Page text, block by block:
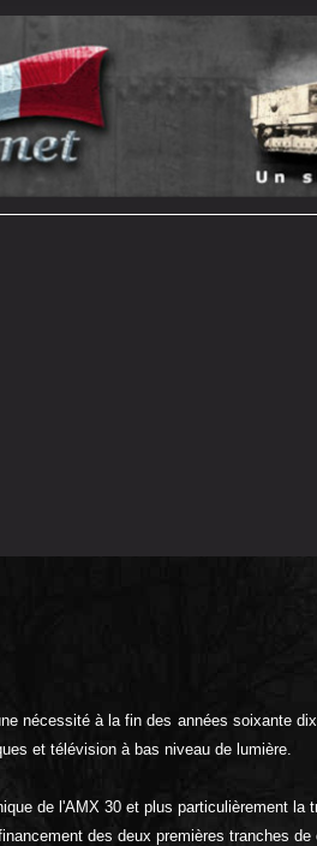
nécessité à la fin des années soixante
et télévision à bas niveau de lumière.
de l'AMX 30 et plus particulièrement la
des deux premières tranches